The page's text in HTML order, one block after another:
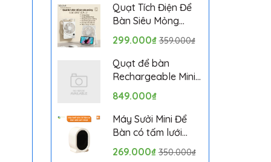
Quạt Tích Điện Để
Bàn Siêu Mỏng
SOLOVE KP-11 với 6
Cấp Độ Gió, Màn
Hình LCD, Tích Hợp
Giá Đỡ Điện Thoại
299.000₫ 359.000₫
Quạt để bàn
Rechargeable Mini
Fan ZMYDFS01DM
849.000₫
Máy Sưởi Mini Để
Bàn có tấm lưới
cách nhiệt an toàn,
Quạt Sưởi Ấm Mini
269.000₫ 350.000₫